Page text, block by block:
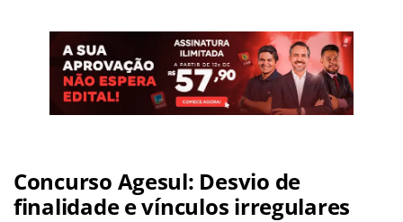
Concurso Agesul: Desvio de
finalidade e vínculos irregulares